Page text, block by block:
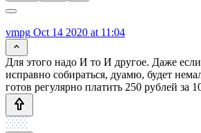
vmpg Oct 14 2020 at 11:04
Для этого надо И то И другое. Даже
исправно собираться, дуамю, будет
готов регулярно платить 250 рублей за